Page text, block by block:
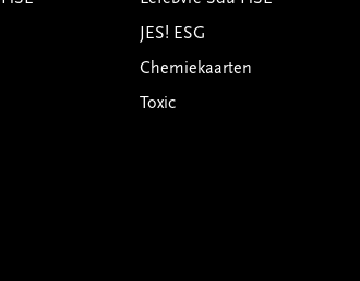
JES! ESG
Chemiekaarten
Toxic